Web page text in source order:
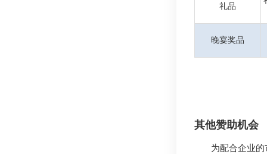
礼品
晚宴奖品
其他赞助机会
为配合企业的市